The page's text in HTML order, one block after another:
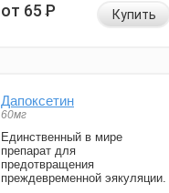
от 65Р Купить
Дапоксетин
60мг
Единственный в мире
препарат для
предотвращения
преждевременной эякуляции.